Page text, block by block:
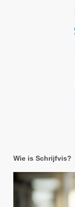
Wie is Schrijfvis?